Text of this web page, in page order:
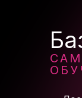
7
8